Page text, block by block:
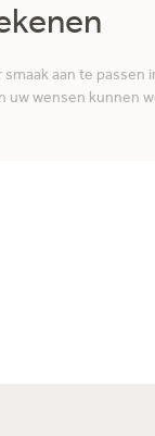
aan te passen
uw wensen kunnen